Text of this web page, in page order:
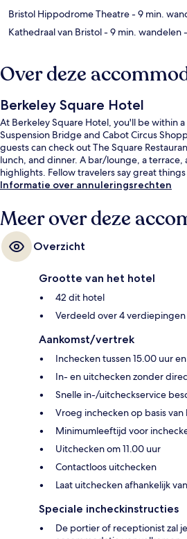
Bristol Hippodrome Theatre- 9 min.
Kathedraal van Bristol- 9 min. wandelen
Over deze
Berkeley Square Hotel
At Berkeley Square Hotel, you'll be within
Suspension Bridge and Cabot Circus
guests can check out The Square
lunch, and dinner. A bar/lounge, a terrace,
highlights. Fellow travelers say great
Informatie over annuleringsrechten
Meer over deze
Overzicht
Grootte van het hotel
42 dit hotel
Verdeeld over 4 verdiepingen
Aankomst/vertrek
Inchecken tussen 15.00 uur
In- en uitchecken zonder
Snelle in-/uitcheckservice
Vroeg inchecken op basis
Minimumleeftijd voor
Uitchecken om 11.00 uur
Contactloos uitchecken
Laat uitchecken afhankelijk
Speciale incheckinstructies
De portier of receptionist zal